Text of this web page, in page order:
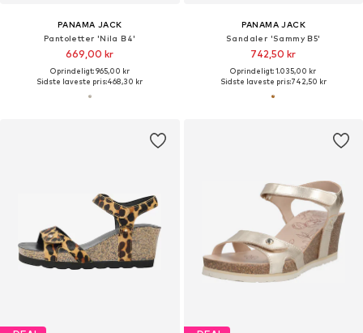
PANAMA JACK
Pantoletter 'Nila B4'
669,00 kr
Oprindeligt: 965,00 kr
Sidste laveste pris:468,30 kr
PANAMA JACK
Sandaler 'Sammy B5'
742,50 kr
Oprindeligt: 1.035,00 kr
Sidste laveste pris:742,50 kr